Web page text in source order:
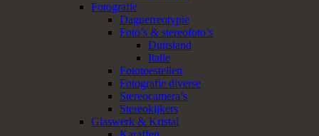
Fotografie
Daguerreotypie
Foto’s & stereofoto’s
Duitsland
Italie
Fototoestellen
Fotografie diverse
Stereocamera’s
Stereokijkers
Glaswerk & Kristal